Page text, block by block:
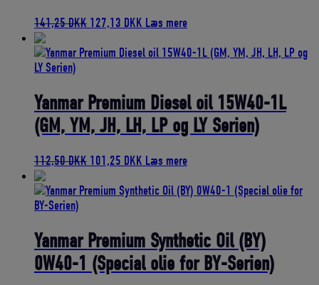
141,25DKK Den
pris
127,13 DKK Den
pris
Læs mere
Yanmar Premium Diesel oil 15W40-1L
(GM, YM, JH, LH, LP og LY Serien)
112,50DKK Den
pris
101,25 DKK Den
pris
Læs mere
Yanmar Premium Synthetic Oil (BY)
0W40-1 (Special olie for BY-Serien)